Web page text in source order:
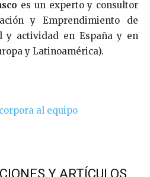
es un experto y consultor
y Emprendimiento de
y actividad en España y en
y Latinoamérica).
al equipo
Y ARTÍCULOS